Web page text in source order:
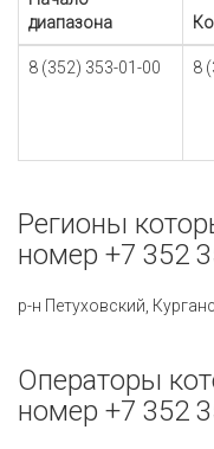
диапазона
8 (352) 353-01-00 8
Регионы
номер +7 352
р-н Петуховский,
Операторы
номер +7 352